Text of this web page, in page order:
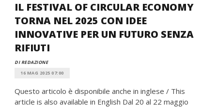
IL FESTIVAL OF CIRCULAR ECONOMY
TORNA NEL 2025 CON IDEE
INNOVATIVE PER UN FUTURO SENZA
RIFIUTI
DI REDAZIONE
16 MAG 2025 07:00
Questo articolo è disponibile anche in inglese / This
article is also available in English Dal 20 al 22 maggio